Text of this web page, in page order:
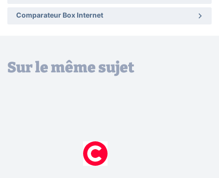
Comparateur Box Internet
Sur le même sujet